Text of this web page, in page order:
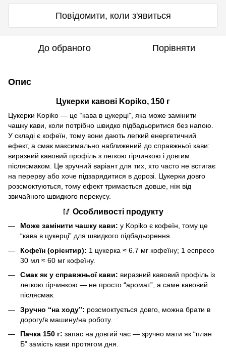
Повідомити, коли з'явиться
До обраного Порівняти
Опис
Цукерки кавові Kopiko, 150 г
Цукерки Kopiko — це “кава в цукерці”, яка може замінити
чашку кави, коли потрібно швидко підбадьоритися без напою.
У складі є кофеїн, тому вони дають легкий енергетичний
ефект, а смак максимально наближений до справжньої кави:
виразний кавовий профіль з легкою гірчинкою і довгим
післясмаком.
Це зручний варіант для тих, хто часто не встигає
на перерву або хоче підзарядитися в дорозі. Цукерки довго
розсмоктуються, тому ефект тримається довше, ніж від
звичайного швидкого перекусу.
🥢 Особливості продукту
Може замінити чашку кави: у Kopiko є кофеїн, тому це
“кава в цукерці” для швидкого підбадьорення.
Кофеїн (орієнтир): 1 цукерка ≈ 6.7 мг кофеїну; 1 еспресо
30 мл ≈ 60 мг кофеїну.
Смак як у справжньої кави: виразний кавовий профіль із
легкою гірчинкою — не просто “аромат”, а саме кавовий
післясмак.
Зручно “на ходу”: розсмоктується довго, можна брати в
дорогу/в машину/на роботу.
Пачка 150 г: запас на довгий час — зручно мати як “план
Б” замість кави протягом дня.